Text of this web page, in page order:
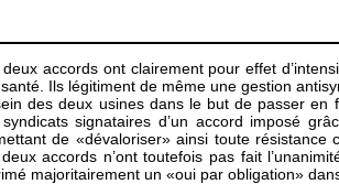
accords ont clairement pour effet
Ils légitiment de même une gestion
des deux usines dans le but de passer en
signataires d’un accord imposé
de «dévaloriser» ainsi toute
accords n’ont toutefois pas fait
majoritairement un «oui par obligation»